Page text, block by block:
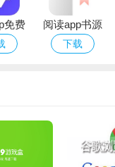
使用中遇到弹窗提
安装包覆盖，切勿从
人学习交流，请于24
免费
方正
阅读app书源
2026最新版本
下载